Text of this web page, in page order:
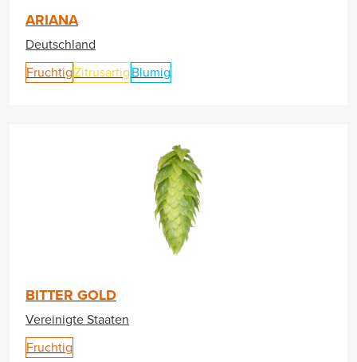
ARIANA
Deutschland
FruchtigZitrusartig Blumig
BITTER GOLD
Vereinigte Staaten
Fruchtig